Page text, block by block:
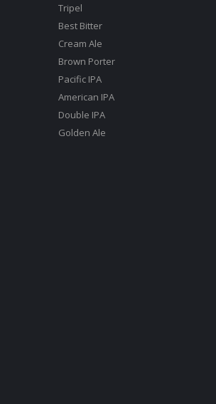
Tripel
Best Bitter
Cream Ale
Brown Porter
Pacific IPA
American IPA
Double IPA
Golden Ale